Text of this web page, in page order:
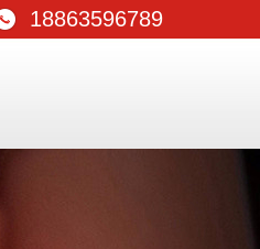
18863596789